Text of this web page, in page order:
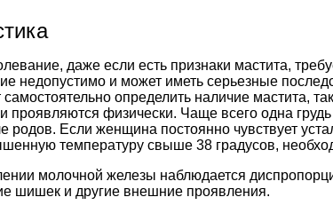
даже если есть признаки мастита,
недопустимо и может иметь серьезные
определить наличие мастита,
проявляются физически. Чаще всего одна
родов. Если женщина постоянно чувствует
температуру свыше 38 градусов,
молочной железы наблюдается
шишек и другие внешние проявления.